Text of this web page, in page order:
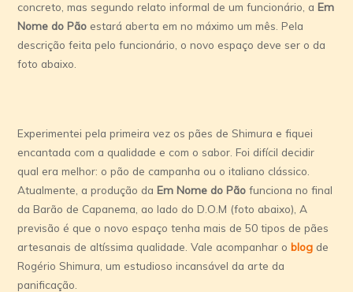
concreto, mas segundo relato informal de um funcionário, aEm
Nome do Pão estará aberta em no máximo um mês. Pela
descrição feita pelo funcionário, o novo espaço deve ser o da
foto abaixo.
Experimentei pela primeira vez os pães de Shimura e fiquei
encantada com a qualidade e com o sabor. Foi difícil decidir
qual era melhor: o pão de campanha ou o italiano clássico.
Atualmente, a produção daEm Nome do Pão funciona no final
da Barão de Capanema, ao lado do D.O.M (foto abaixo), A
previsão é que o novo espaço tenha mais de 50 tipos de pães
artesanais de altíssima qualidade. Vale acompanhar oblog de
Rogério Shimura, um estudioso incansável da arte da
panificação.